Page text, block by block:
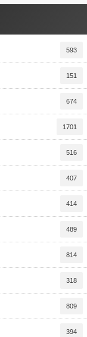
593
151
674
1701
516
407
414
489
814
318
809
394